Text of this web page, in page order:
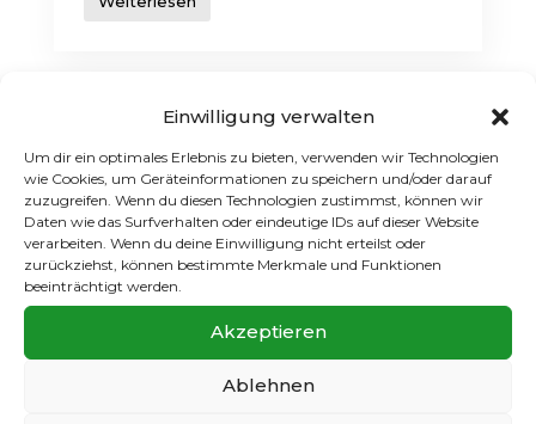
Einwilligung verwalten
Um dir ein optimales Erlebnis zu bieten, verwenden wir Technologien
wie Cookies, um Geräteinformationen zu speichern und/oder darauf
zuzugreifen. Wenn du diesen Technologien zustimmst, können wir
Daten wie das Surfverhalten oder eindeutige IDs auf dieser Website
verarbeiten. Wenn du deine Einwilligung nicht erteilst oder
zurückziehst, können bestimmte Merkmale und Funktionen
beeinträchtigt werden.
Akzeptieren
Ablehnen